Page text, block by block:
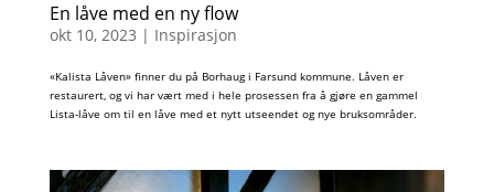
En låve med en ny flow
okt 10, 2023 | Inspirasjon
«Kalista Låven» finner du på Borhaug i Farsund kommune. Låven er
restaurert, og vi har vært med i hele prosessen fra å gjøre en gammel
Lista-låve om til en låve med et nytt utseendet og nye bruksområder.